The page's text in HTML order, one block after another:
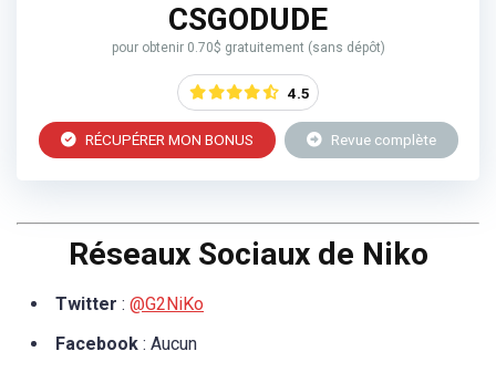
CSGODUDE
pour obtenir 0.70$ gratuitement (sans dépôt)
4.5
RÉCUPÉRER MON BONUS Revue complète
Réseaux Sociaux de Niko
Twitter : @G2NiKo
Facebook : Aucun